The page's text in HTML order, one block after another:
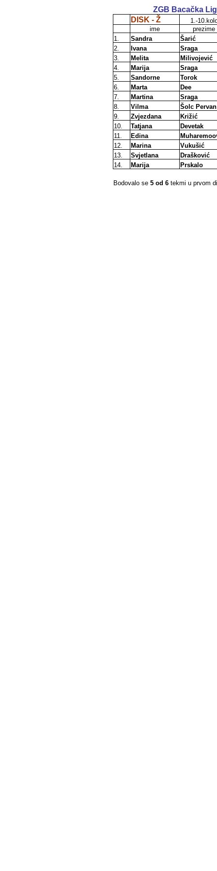
ZGB Bacačka
DISK - Ž
1.-
ime
prezime
1.
Sandra
Šarić
2.
Ivana
Sraga
3.
Melita
Milivojević
4.
Marija
Sraga
5.
Sandorne
Torok
6.
Marta
Dee
7.
Martina
Sraga
8.
Vilma
Šolc Pervan
9.
Zvjezdana
Križić
10.
Tatjana
Devetak
11.
Edina
12.
Marina
Vukušić
13.
Svjetlana
Drašković
14.
Marija Prskalo
Bodovalo se 5 od 6 tekmi u prvom